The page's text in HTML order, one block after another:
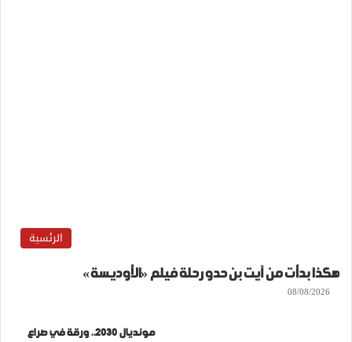
الرئسية
هكذا بدأت من آيت بن حدو رحلة فيلم «الأوديسة»
08/08/2026
مونديال 2030.. ورقة في صراع